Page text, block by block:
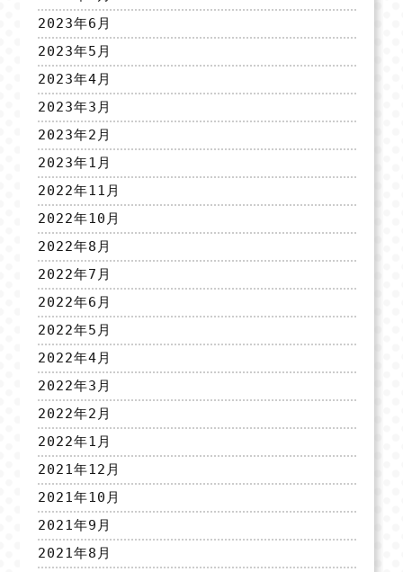
2023年6月
2023年5月
2023年4月
2023年3月
2023年2月
2023年1月
2022年11月
2022年10月
2022年8月
2022年7月
2022年6月
2022年5月
2022年4月
2022年3月
2022年2月
2022年1月
2021年12月
2021年10月
2021年9月
2021年8月